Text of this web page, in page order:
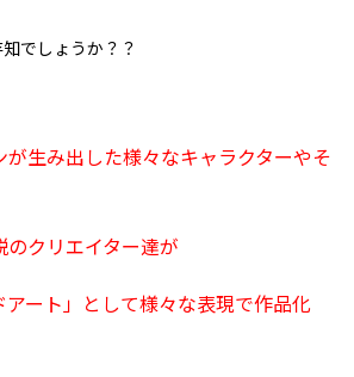
でしょうか？？
生み出した様々なキャラクターやそ
クリエイター達が
アート」として様々な表現で作品化